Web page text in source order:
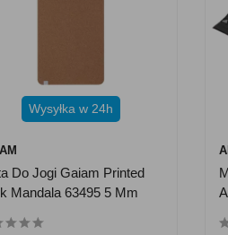
Wysyłka w 24h
Do Jogi Gaiam Printed
Mandala 63495 5 Mm